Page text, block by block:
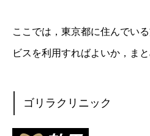
ここでは，東京都に住んでい
ビスを利用すればよいか，ま
ゴリラクリニック